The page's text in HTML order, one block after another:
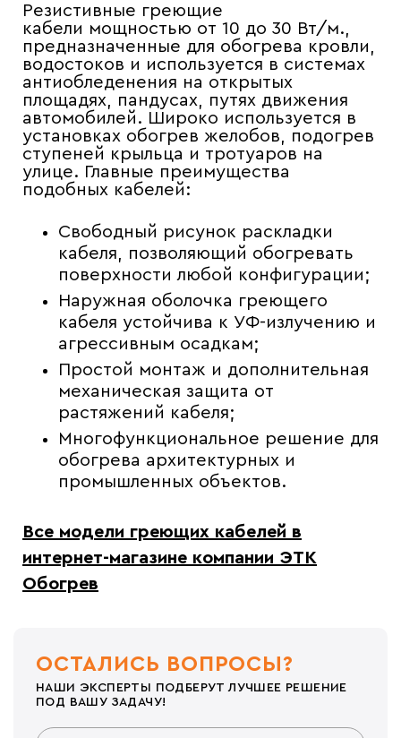
Резистивные греющие
кабели мощностью от 10 до 30 Вт/м.,
предназначенные для обогрева кровли,
водостоков и используется в системах
антиобледенения на открытых
площадях, пандусах, путях движения
автомобилей. Широко используется в
установках обогрев желобов, подогрев
ступеней крыльца и тротуаров на
улице. Главные преимущества
подобных кабелей:
Свободный рисунок раскладки
кабеля, позволяющий обогревать
поверхности любой конфигурации;
Наружная оболочка греющего
кабеля устойчива к УФ-излучению и
агрессивным осадкам;
Простой монтаж и дополнительная
механическая защита от
растяжений кабеля;
Многофункциональное решение для
обогрева архитектурных и
промышленных объектов.
Все модели греющих кабелей в
интернет-магазине компании ЭТК
Обогрев
ОСТАЛИСЬ ВОПРОСЫ?
НАШИ ЭКСПЕРТЫ ПОДБЕРУТ ЛУЧШЕЕ РЕШЕНИЕ
ПОД ВАШУ ЗАДАЧУ!